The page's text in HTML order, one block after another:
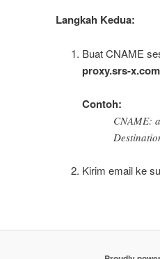
Langkah Kedua:
Buat CNAME
proxy.srs-x.com
Contoh:
CNAME:
Kirim email ke